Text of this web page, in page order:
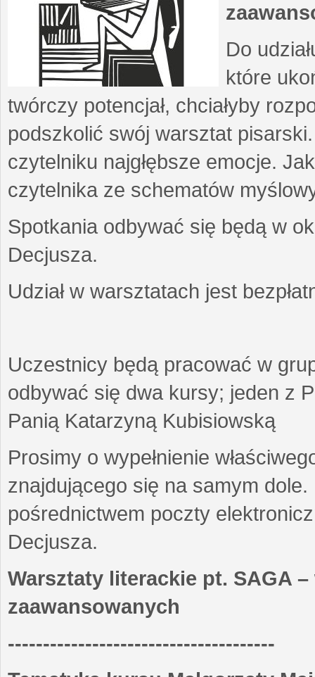
Do
które
twórczy potencjał, chciałyby
podszkolić swój warsztat
czytelniku najgłębsze emocje.
czytelnika ze schematów
Spotkania odbywać się będą w
Decjusza.
Udział w warsztatach jest
Uczestnicy będą pracować w
odbywać się dwa kursy; jeden z
Panią Katarzyną Kubisiowską
Prosimy o wypełnienie
znajdującego się na samym
pośrednictwem poczty
Decjusza.
Warsztaty literackie pt. SAGA
zaawansowanych
--------------------------------------